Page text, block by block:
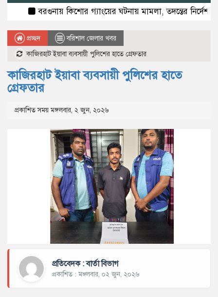
বরগুনায় কিশোর গ্যাংয়ের ঘটনায় মামলা, তদন্তের নির্দেশ
প্রচ্ছদ
বরিশাল জেলার খবর
কাজিরহাট ইয়াবা ব্যবসায়ী পুলিশের হাতে গ্রেফতার
কাজিরহাট ইয়াবা ব্যবসায়ী পুলিশের হাতে
গ্রেফতার
প্রকাশিত সময় মঙ্গলবার, ২ জুন, ২০২৬
প্রতিবেদক : বার্তা বিভাগ
প্রকাশিত : মঙ্গলবার, ০২ জুন, ২০২৬